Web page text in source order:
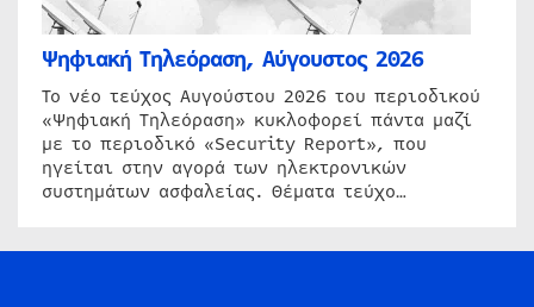
Ψηφιακή Τηλεόραση, Αύγουστος 2026
Το νέο τεύχος Αυγούστου 2026 του περιοδικού
«Ψηφιακή Τηλεόραση» κυκλοφορεί πάντα μαζί
με το περιοδικό «Security Report», που
ηγείται στην αγορά των ηλεκτρονικών
συστημάτων ασφαλείας. Θέματα τεύχο…